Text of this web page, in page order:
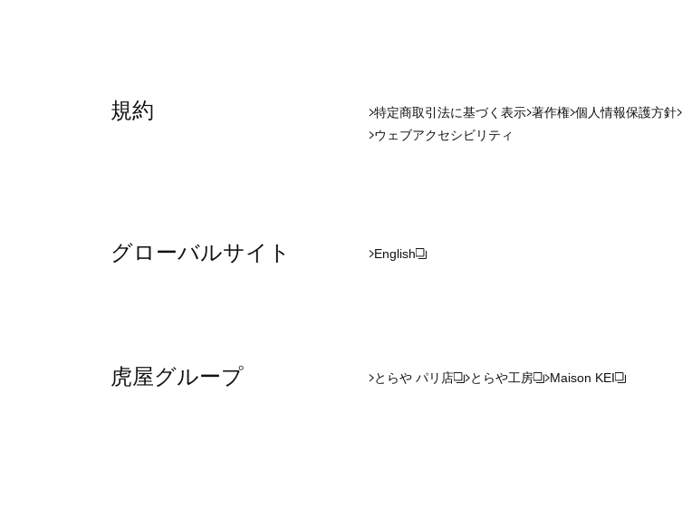
規約 特定商取引法に基づく表示 著作権 個人情報保護方針
ウェブアクセシビリティ
グローバルサイト English
虎屋グループ とらや パリ店 とらや工房 Maison KEI